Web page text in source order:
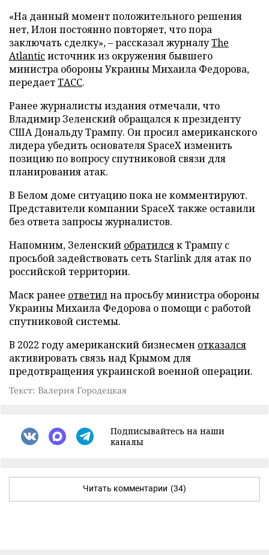
«На данный момент положительного решения
нет, Илон постоянно повторяет, что пора
заключать сделку», – рассказал журналуThe
Atlanticисточник из окружения бывшего
министра обороны Украины Михаила Федорова,
передаетТАСС.
Ранее журналисты издания отмечали, что
Владимир Зеленский обращался к президенту
США Дональду Трампу. Он просил американского
лидера убедить основателя SpaceX изменить
позицию по вопросу спутниковой связи для
планирования атак.
В Белом доме ситуацию пока не комментируют.
Представители компании SpaceX также оставили
без ответа запросы журналистов.
Напомним, Зеленский обратилсяк Трампу с
просьбой задействовать сеть Starlink для атак по
российской территории.
Маск ранее ответилна просьбу министра обороны
Украины Михаила Федорова о помощи с работой
спутниковой системы.
В 2022 году американский бизнесмен отказался
активировать связь над Крымом для
предотвращения украинской военной операции.
Текст: Валерия Городецкая
Подписывайтесь на наши
каналы
Читать комментарии (34)